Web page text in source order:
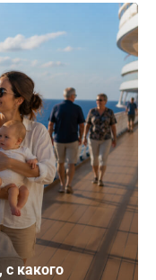
какого